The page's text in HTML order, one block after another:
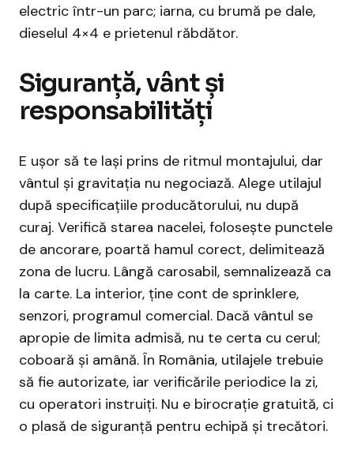
electric într-un parc; iarna, cu brumă pe dale,
dieselul 4×4 e prietenul răbdător.
Siguranță, vânt și
responsabilități
E ușor să te lași prins de ritmul montajului, dar
vântul și gravitația nu negociază. Alege utilajul
după specificațiile producătorului, nu după
curaj. Verifică starea nacelei, folosește punctele
de ancorare, poartă hamul corect, delimitează
zona de lucru. Lângă carosabil, semnalizează ca
la carte. La interior, ține cont de sprinklere,
senzori, programul comercial. Dacă vântul se
apropie de limita admisă, nu te certa cu cerul;
coboară și amână. În România, utilajele trebuie
să fie autorizate, iar verificările periodice la zi,
cu operatori instruiți. Nu e birocrație gratuită, ci
o plasă de siguranță pentru echipă și trecători.